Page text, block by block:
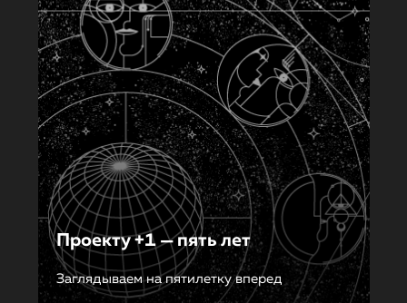
Проекту +1 — пять лет
Заглядываем на пятилетку вперед